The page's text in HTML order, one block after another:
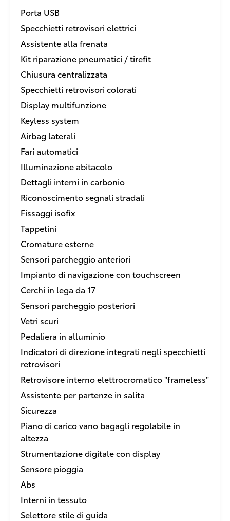
Porta USB
Specchietti retrovisori elettrici
Assistente alla frenata
Kit riparazione pneumatici / tirefit
Chiusura centralizzata
Specchietti retrovisori colorati
Display multifunzione
Keyless system
Airbag laterali
Fari automatici
Illuminazione abitacolo
Dettagli interni in carbonio
Riconoscimento segnali stradali
Fissaggi isofix
Tappetini
Cromature esterne
Sensori parcheggio anteriori
Impianto di navigazione con touchscreen
Cerchi in lega da 17
Sensori parcheggio posteriori
Vetri scuri
Pedaliera in alluminio
Indicatori di direzione integrati negli specchietti
retrovisori
Retrovisore interno elettrocromatico "frameless"
Assistente per partenze in salita
Sicurezza
Piano di carico vano bagagli regolabile in
altezza
Strumentazione digitale con display
Sensore pioggia
Abs
Interni in tessuto
Selettore stile di guida